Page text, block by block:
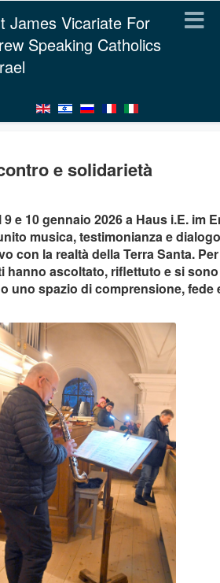
James Vicariate For
Speaking Catholics
e solidarietà
e 10 gennaio 2026 a Haus i.E. im
musica, testimonianza e
con la realtà della Terra Santa.
hanno ascoltato, riflettuto e si sono
uno spazio di comprensione, fede